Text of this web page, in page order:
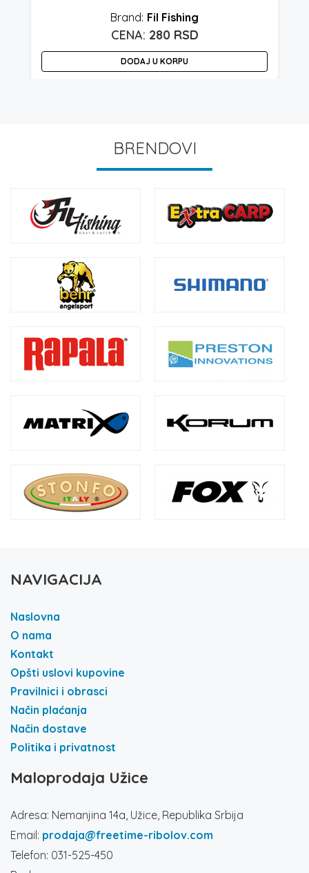
Fil Fishing
280 RSD
DODAJ U KORPU
BRENDOVI
NAVIGACIJA
Naslovna
O nama
Kontakt
Opšti uslovi kupovine
Pravilnici i obrasci
Način plaćanja
Način dostave
Politika i privatnost
Maloprodaja Užice
Adresa: Nemanjina 14a, Užice, Republika Srbija
Email: prodaja@freetime-ribolov.com
Telefon: 031-525-450